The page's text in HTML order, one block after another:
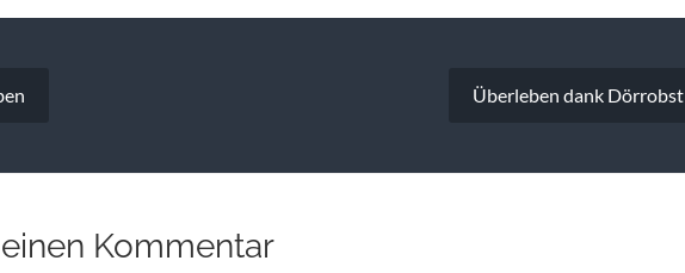
Überleben dank Dörrobst
Kommentar